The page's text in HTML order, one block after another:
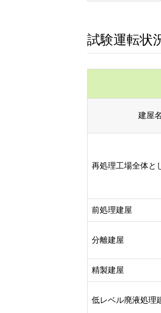
試験運転状
建屋名
再処理工場全体と
前処理建屋
分離建屋
精製建屋
低レベル廃液処理